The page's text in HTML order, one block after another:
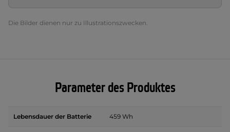
Die Bilder dienen nur zu Illustrationszwecken.
Parameter des Produktes
Lebensdauer der Batterie 459 Wh